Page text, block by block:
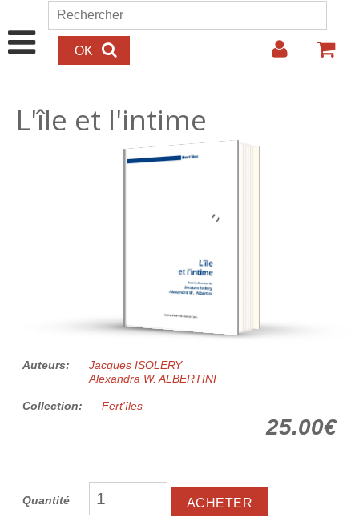
Aller au contenu principal
Formulaire de recherche
Rechercher
L'île et l'intime
Auteurs:
Jacques ISOLERY
Alexandra W. ALBERTINI
Collection: Fert'îles
25.00€
Quantité